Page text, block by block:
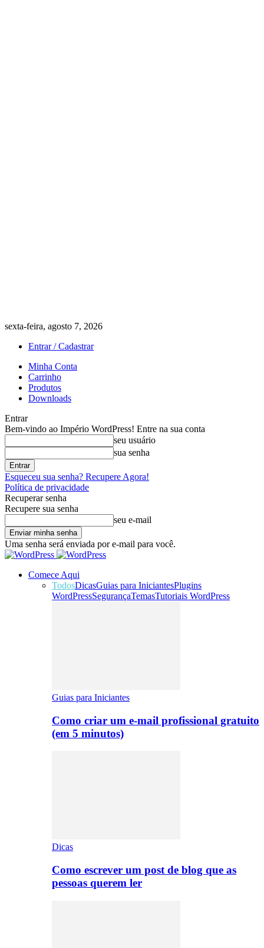
sexta-feira, agosto 7, 2026
Entrar / Cadastrar
Minha Conta
Carrinho
Produtos
Downloads
Entrar
Bem-vindo ao Império WordPress! Entre na sua conta
seu usuário
sua senha
Esqueceu sua senha? Recupere Agora!
Política de privacidade
Recuperar senha
Recupere sua senha
seu e-mail
Uma senha será enviada por e-mail para você.
Comece Aqui
TodosDicasGuias para IniciantesPlugins
WordPressSegurançaTemasTutoriais WordPress
Guias para Iniciantes
Como criar um e-mail profissional gratuito
(em 5 minutos)
Dicas
Como escrever um post de blog que as
pessoas querem ler